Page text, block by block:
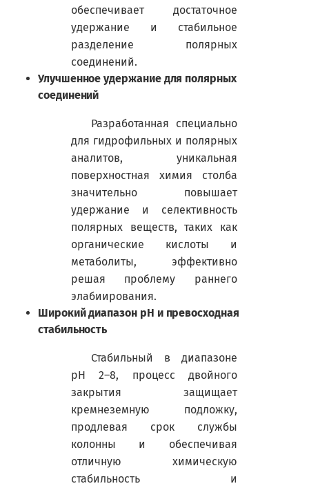
обеспечивает достаточное
удержание и стабильное
разделение полярных
соединений.
Улучшенное удержание для полярных
соединений
Разработанная специально
для гидрофильных и полярных
аналитов, уникальная
поверхностная химия столба
значительно повышает
удержание и селективность
полярных веществ, таких как
органические кислоты и
метаболиты, эффективно
решая проблему раннего
элабиирования.
Широкий диапазон pH и превосходная
стабильность
Стабильный в диапазоне
pH 2–8, процесс двойного
закрытия защищает
кремнеземную подложку,
продлевая срок службы
колонны и обеспечивая
отличную химическую
стабильность и